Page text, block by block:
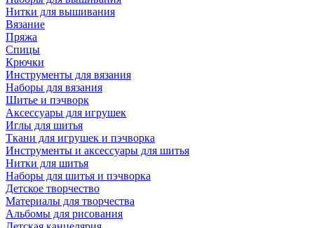
Нитки для вышивания
Вязание
Пряжа
Спицы
Крючки
Инструменты для вязания
Наборы для вязания
Шитье и пэчворк
Аксессуары для игрушек
Иглы для шитья
Ткани для игрушек и пэчворка
Инструменты и аксессуары для шитья
Нитки для шитья
Наборы для шитья и пэчворка
Детское творчество
Материалы для творчества
Альбомы для рисования